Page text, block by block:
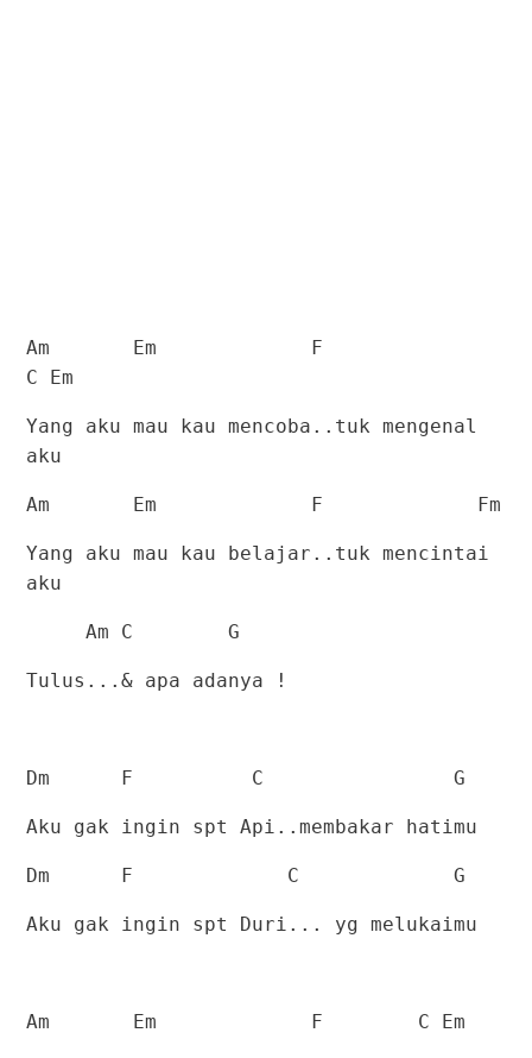
Am Em
F
C Em
Yang aku mau kau mencoba..tuk mengenal
aku
Am Em F Fm
Yang aku mau kau belajar..tuk mencintai
aku
Am C G
Tulus...& apa adanya !
Dm F C G
Aku gak ingin spt Api..membakar hatimu
Dm F C G
Aku gak ingin spt Duri... yg melukaimu
Am Em F C Em